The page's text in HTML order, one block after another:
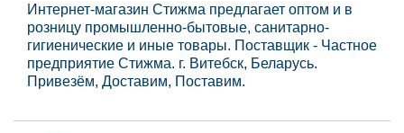
Интернет-магазин Стижма предлагает оптом и в
розницу промышленно-бытовые, санитарно-
гигиенические и иные товары. Поставщик - Частное
предприятие Стижма. г. Витебск, Беларусь.
Привезём, Доставим, Поставим.